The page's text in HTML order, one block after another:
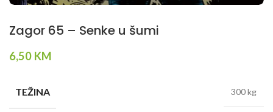
Zagor 65 – Senke u šumi
6,50 KM
TEŽINA 300 kg